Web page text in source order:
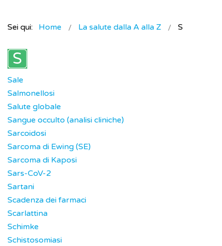
Sei qui: Home La salute dalla A alla Z S
Sale
Salmonellosi
Salute globale
Sangue occulto (analisi cliniche)
Sarcoidosi
Sarcoma di Ewing (SE)
Sarcoma di Kaposi
Sars-CoV-2
Sartani
Scadenza dei farmaci
Scarlattina
Schimke
Schistosomiasi